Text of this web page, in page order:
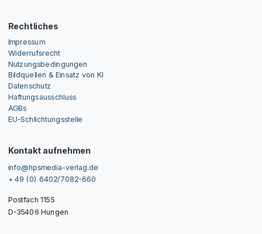
Rechtliches
Impressum
Widerrufsrecht
Nutzungsbedingungen
Bildquellen & Einsatz von KI
Datenschutz
Haftungsausschluss
AGBs
EU-Schlichtungsstelle
Kontakt aufnehmen
info@hpsmedia-verlag.de
+ 49 (0) 6402/7082-660
Postfach 1155
D-35406 Hungen